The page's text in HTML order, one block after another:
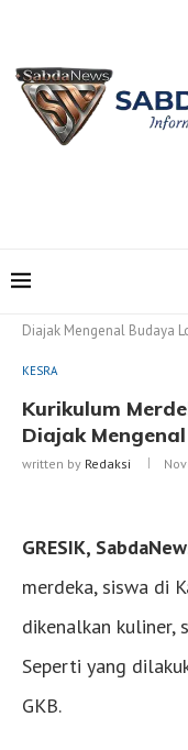
Diajak Mengenal Budaya
KESRA
Kurikulum
Diajak
written by Redaksi
GRESIK,
merdeka, siswa di
dikenalkan kuliner,
Seperti yang
GKB.